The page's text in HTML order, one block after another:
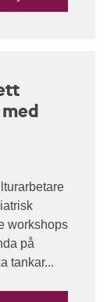
workshops
på
tankar...